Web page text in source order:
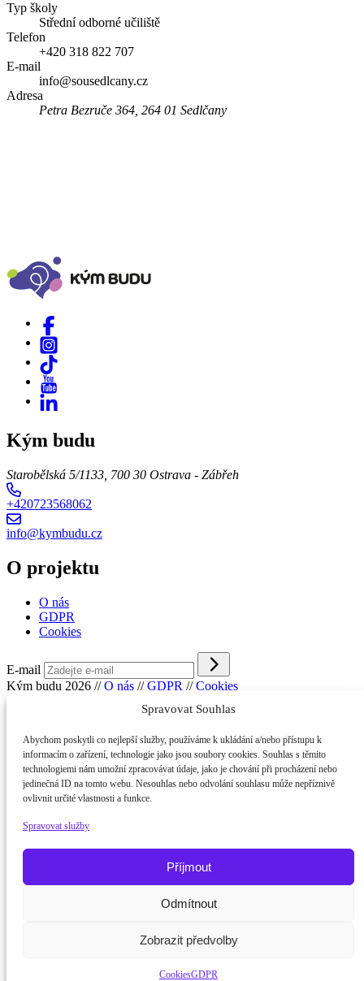
Spravovat Souhlas
Abychom poskytli co nejlepší služby, používáme k ukládání a/nebo přístupu k
informacím o zařízení, technologie jako jsou soubory cookies. Souhlas s těmito
technologiemi nám umožní zpracovávat údaje, jako je chování při procházení nebo
jedinečná ID na tomto webu. Nesouhlas nebo odvolání souhlasu může nepříznivě
ovlivnit určité vlastnosti a funkce.
Spravovat služby
Příjmout
Odmítnout
Zobrazit předvolby
CookiesGDPR
Typ školy
Střední odborné učiliště
Telefon
+420 318 822 707
E-mail
info@sousedlcany.cz
Adresa
Petra Bezruče 364, 264 01 Sedlčany
Kým budu
Starobělská 5/1133, 700 30 Ostrava - Zábřeh
+420723568062
info@kymbudu.cz
O projektu
O nás
GDPR
Cookies
E-mail
Kým budu 2026 // O nás // GDPR // Cookies
Potřebujete poradit?